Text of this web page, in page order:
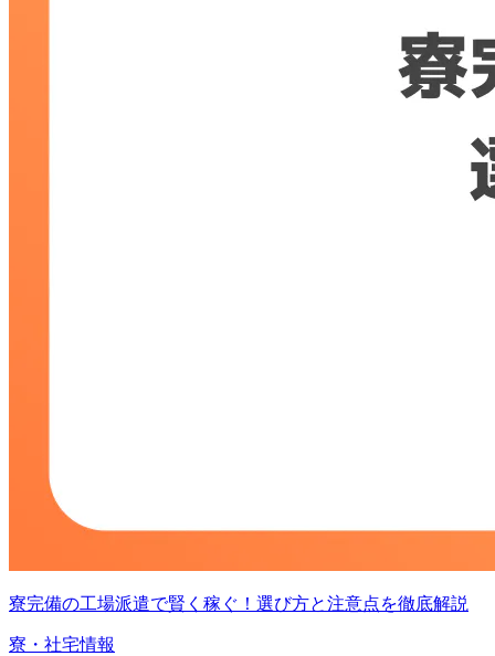
寮完備の工場派遣で賢く稼ぐ！選び方と注意点を徹底解説
寮・社宅情報